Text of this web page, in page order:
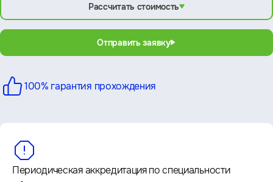
Рассчитать стоимость
Отправить заявку
100% гарантия прохождения
Периодическая аккредитация по специальности